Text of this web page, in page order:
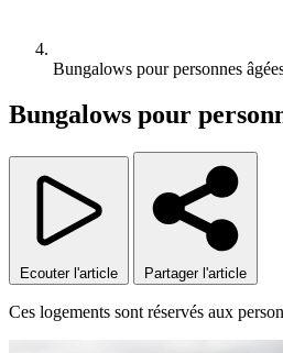
Bungalows pour personnes
Bungalows pour
Ecouterl'article Partagerl'article
Ces logements sont réservés aux